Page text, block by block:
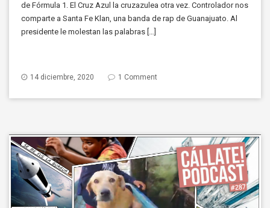
de Fórmula 1. El Cruz Azul la cruzazulea otra vez. Controlador nos
comparte a Santa Fe Klan, una banda de rap de Guanajuato. Al
presidente le molestan las palabras […]
14 diciembre, 2020 1 Comment